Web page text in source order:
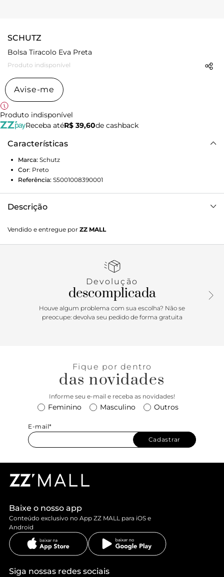
SCHUTZ
Bolsa Tiracolo Eva Preta
Produto indisponível
Avise-me
Produto indisponível
Receba atéR$ 39,60de cashback
Características
Marca: Schutz
Cor: Preto
Referência: S5001008390001
Descrição
essenciais como celular, carteira e chaves com segurança e
charme. A alça em corrente metalizada adiciona um toque
usada no ombro ou transversalmente. Combine com jeans
Vendido e entregue por ZZ MALL
Devolução
descomplicada
Houve algum problema com sua escolha? Não se
preocupe: devolva seu pedido de forma gratuita
Fique por dentro
das novidades
Informe seu e-mail e receba as novidades!
Feminino Masculino Outros
E-mail*
Cadastrar
Baixe o nosso app
Conteúdo exclusivo no App ZZ MALL para iOS e
Android
Siga nossas redes sociais